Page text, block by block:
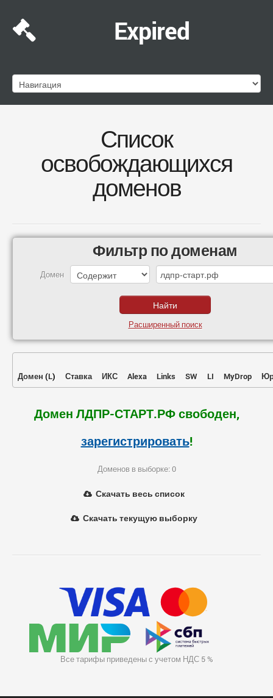
Expired
Список
освобождающихся
доменов
Фильтр по доменам
Домен
Расширенный поиск
Домен (L) Ставка ИКС Alexa Links SW LI MyDrop
Домен ЛДПР-СТАРТ.РФ свободен,
зарегистрировать!
Доменов в выборке: 0
Скачать весь список
Скачать текущую выборку
Все тарифы приведены с учетом НДС 5 %